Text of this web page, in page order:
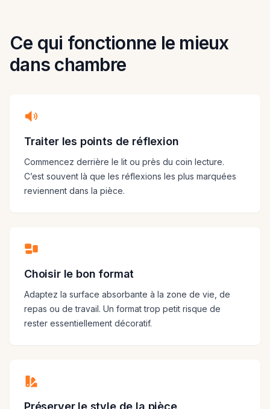
Ce qui fonctionne le mieux
dans chambre
Traiter les points de réflexion
Commencez derrière le lit ou près du coin lecture.
C’est souvent là que les réflexions les plus marquées
reviennent dans la pièce.
Choisir le bon format
Adaptez la surface absorbante à la zone de vie, de
repas ou de travail. Un format trop petit risque de
rester essentiellement décoratif.
Préserver le style de la pièce